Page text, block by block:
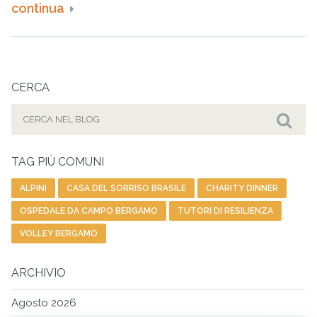
continua
CERCA
TAG PIÙ COMUNI
ALPINI CASA DEL SORRISO BRASILE CHARITY DINNER
OSPEDALE DA CAMPO BERGAMO TUTORI DI RESILIENZA
VOLLEY BERGAMO
ARCHIVIO
Agosto 2026